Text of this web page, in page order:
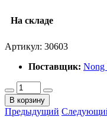
На складе
Артикул: 30603
Поставщик:
В корзину
Предыдущий